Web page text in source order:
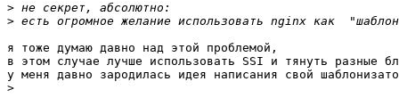
>
>
я тоже думаю давно над этой проблемой,
в этом случае лучше использовать SSI и тянуть разные
у меня давно зародилась идея написания свой
>